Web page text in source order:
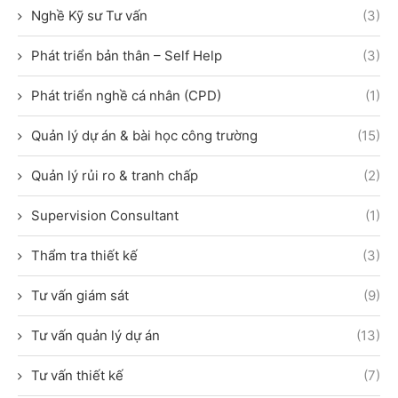
Nghề Kỹ sư Tư vấn (3)
Phát triển bản thân – Self Help (3)
Phát triển nghề cá nhân (CPD) (1)
Quản lý dự án & bài học công trường (15)
Quản lý rủi ro & tranh chấp (2)
Supervision Consultant (1)
Thẩm tra thiết kế (3)
Tư vấn giám sát (9)
Tư vấn quản lý dự án (13)
Tư vấn thiết kế (7)